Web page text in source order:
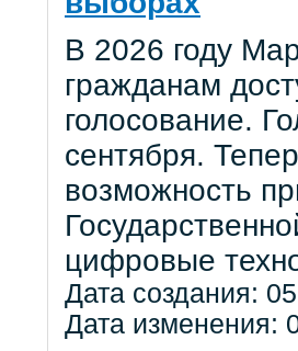
В 2026 году
гражданам
голосование.
сентября.
возможность
цифровые
Дата создания:
Дата изменения: